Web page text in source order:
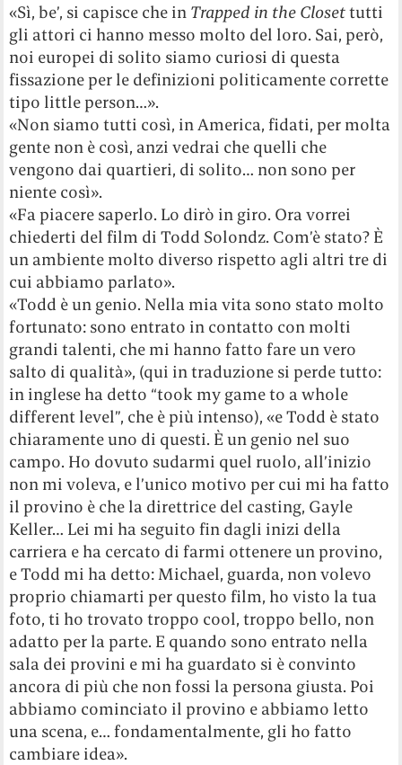
«Sì, be’, si capisce che in Trapped in the Closettutti
gli attori ci hanno messo molto del loro. Sai, però,
noi europei di solito siamo curiosi di questa
fissazione per le definizioni politicamente corrette
tipo little person…».
«Non siamo tutti così, in America, fidati, per molta
gente non è così, anzi vedrai che quelli che
vengono dai quartieri, di solito… non sono per
niente così».
«Fa piacere saperlo. Lo dirò in giro. Ora vorrei
chiederti del film di Todd Solondz. Com’è stato? È
un ambiente molto diverso rispetto agli altri tre di
cui abbiamo parlato».
«Todd è un genio. Nella mia vita sono stato molto
fortunato: sono entrato in contatto con molti
grandi talenti, che mi hanno fatto fare un vero
salto di qualità», (qui in traduzione si perde tutto:
in inglese ha detto “took my game to a whole
different level”, che è più intenso), «e Todd è stato
chiaramente uno di questi. È un genio nel suo
campo. Ho dovuto sudarmi quel ruolo, all’inizio
non mi voleva, e l’unico motivo per cui mi ha fatto
il provino è che la direttrice del casting, Gayle
Keller… Lei mi ha seguito fin dagli inizi della
carriera e ha cercato di farmi ottenere un provino,
e Todd mi ha detto: Michael, guarda, non volevo
proprio chiamarti per questo film, ho visto la tua
foto, ti ho trovato troppo cool, troppo bello, non
adatto per la parte. E quando sono entrato nella
sala dei provini e mi ha guardato si è convinto
ancora di più che non fossi la persona giusta. Poi
abbiamo cominciato il provino e abbiamo letto
una scena, e… fondamentalmente, gli ho fatto
cambiare idea».